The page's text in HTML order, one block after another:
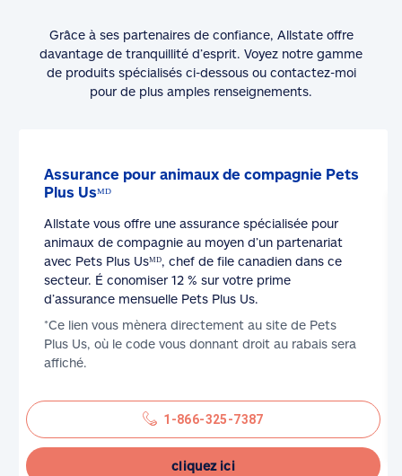
Grâce à ses partenaires de confiance, Allstate offre
davantage de tranquillité d’esprit. Voyez notre gamme
de produits spécialisés ci-dessous ou contactez-moi
pour de plus amples renseignements.
Assurance pour animaux de compagnie Pets
Plus Usᴹᴰ
Allstate vous offre une assurance spécialisée pour
animaux de compagnie au moyen d’un partenariat
avec Pets Plus Usᴹᴰ, chef de file canadien dans ce
secteur. É conomiser 12 % sur votre prime
d’assurance mensuelle Pets Plus Us.
*Ce lien vous mènera directement au site de Pets
Plus Us, où le code vous donnant droit au rabais sera
affiché.
1-866-325-7387
cliquez ici